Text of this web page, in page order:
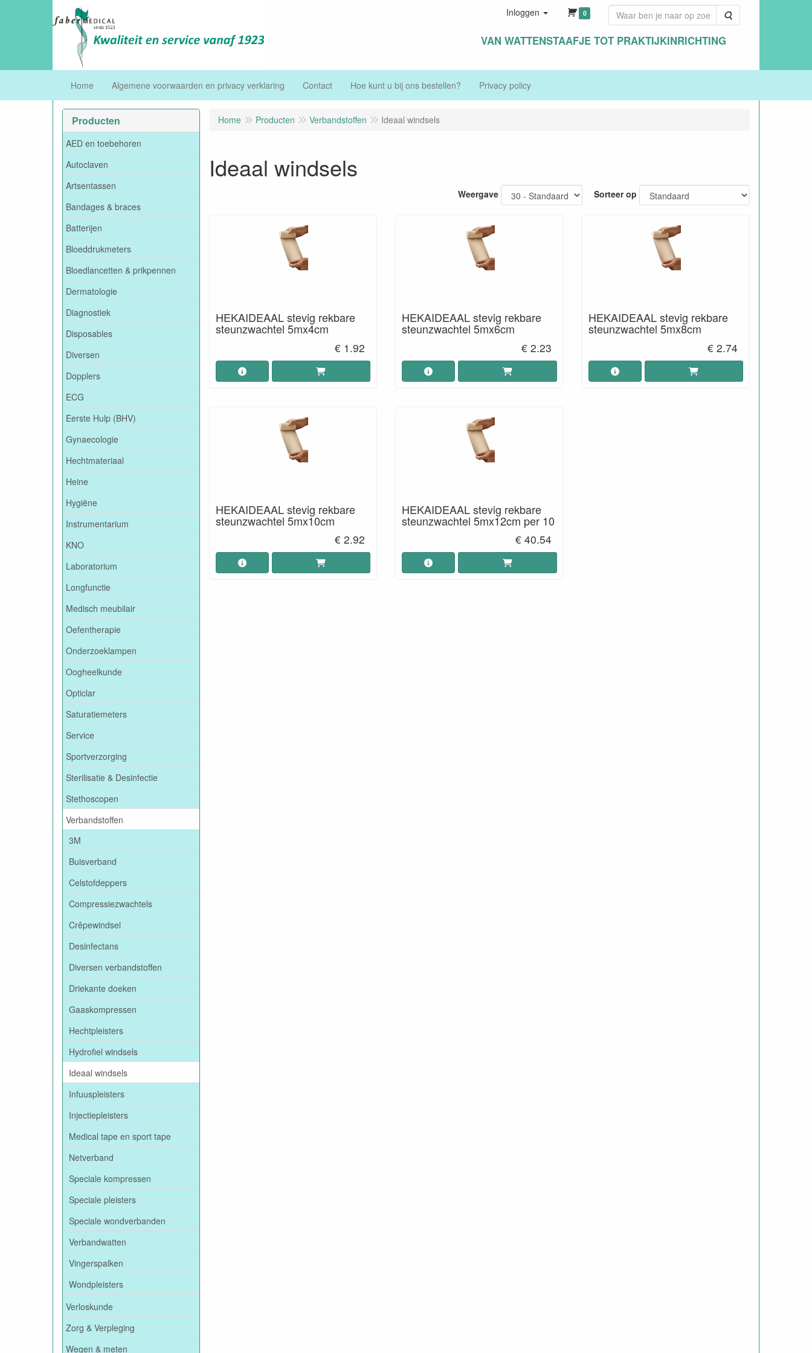
VAN WATTENSTAAFJE TOT PRAKTIJKINRICHTING
Inloggen 0 Zoeken
Home Algemene voorwaarden en privacy verklaring Contact Hoe kunt u bij ons bestellen? Privacy policy
Producten
AED en toebehoren
Autoclaven
Artsentassen
Bandages & braces
Batterijen
Bloeddrukmeters
Bloedlancetten & prikpennen
Dermatologie
Diagnostiek
Disposables
Diversen
Dopplers
ECG
Eerste Hulp (BHV)
Gynaecologie
Hechtmateriaal
Heine
Hygiëne
Instrumentarium
KNO
Laboratorium
Longfunctie
Medisch meubilair
Oefentherapie
Onderzoeklampen
Oogheelkunde
Opticlar
Saturatiemeters
Service
Sportverzorging
Sterilisatie & Desinfectie
Stethoscopen
Verbandstoffen
3M
Buisverband
Celstofdeppers
Compressiezwachtels
Crêpewindsel
Desinfectans
Diversen verbandstoffen
Driekante doeken
Gaaskompressen
Hechtpleisters
Hydrofiel windsels
Ideaal windsels
Infuuspleisters
Injectiepleisters
Medical tape en sport tape
Netverband
Speciale kompressen
Speciale pleisters
Speciale wondverbanden
Verbandwatten
Vingerspalken
Wondpleisters
Verloskunde
Zorg & Verpleging
Wegen & meten
Home Producten Verbandstoffen Ideaal windsels
Ideaal windsels
Weergave Sorteer op
HEKAIDEAAL stevig rekbare
steunzwachtel 5mx4cm
€ 1.92
HEKAIDEAAL stevig rekbare
steunzwachtel 5mx6cm
€ 2.23
HEKAIDEAAL stevig rekbare
steunzwachtel 5mx8cm
€ 2.74
HEKAIDEAAL stevig rekbare
steunzwachtel 5mx10cm
€ 2.92
HEKAIDEAAL stevig rekbare
steunzwachtel 5mx12cm per 10
€ 40.54